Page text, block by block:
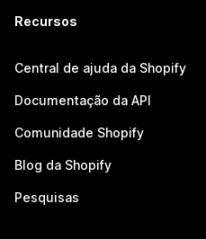
Recursos
Central de ajuda da Shopify
Documentação da API
Comunidade Shopify
Blog da Shopify
Pesquisas